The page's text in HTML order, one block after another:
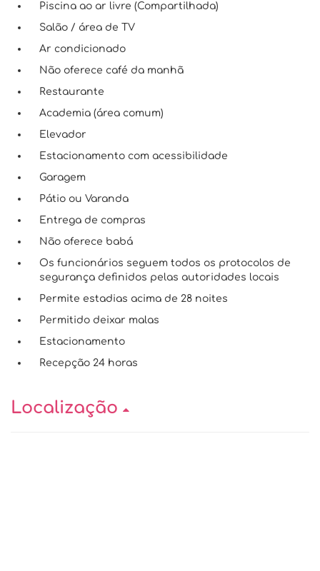
Piscina ao ar livre (Compartilhada)
Salão / área de TV
Ar condicionado
Não oferece café da manhã
Restaurante
Academia (área comum)
Elevador
Estacionamento com acessibilidade
Garagem
Pátio ou Varanda
Entrega de compras
Não oferece babá
Os funcionários seguem todos os protocolos de
segurança definidos pelas autoridades locais
Permite estadias acima de 28 noites
Permitido deixar malas
Estacionamento
Recepção 24 horas
Localização